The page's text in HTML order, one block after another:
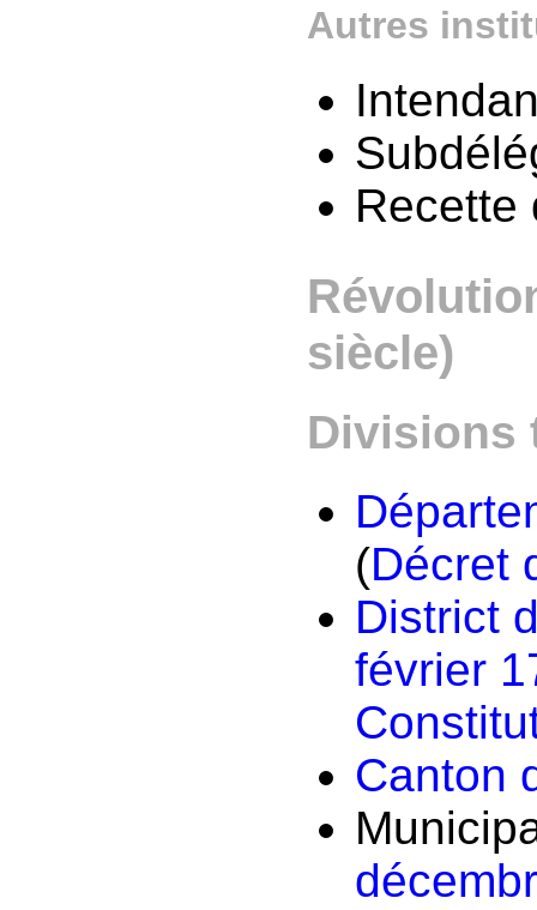
Autres
siècle)
Divisions
(Décret
District
février
Canton